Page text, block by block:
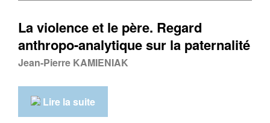
La violence et le père. Regard
anthropo-analytique sur la paternalité
Jean-Pierre KAMIENIAK
Lire la suite